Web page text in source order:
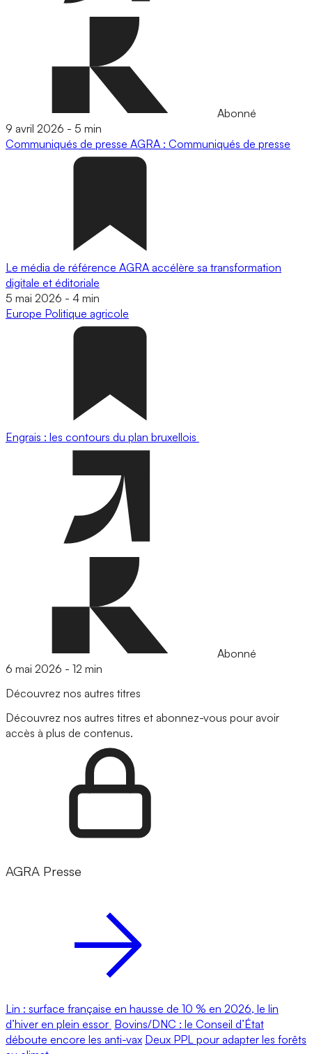
Abonné
9 avril 2026 - 5 min
Communiqués de presse AGRA : Communiqués de presse
Le média de référence AGRA accélère sa transformation
digitale et éditoriale
5 mai 2026 - 4 min
Europe Politique agricole
Engrais : les contours du plan bruxellois
Abonné
6 mai 2026 - 12 min
Découvrez nos autres titres
Découvrez nos autres titres et abonnez-vous pour avoir
accès à plus de contenus.
AGRA Presse
Lin : surface française en hausse de 10 % en 2026, le lin
d’hiver en plein essor Bovins/DNC : le Conseil d’État
déboute encore les anti-vax Deux PPL pour adapter les forêts